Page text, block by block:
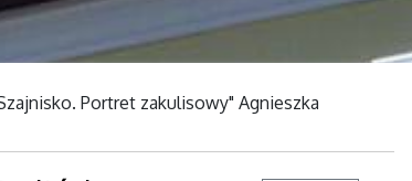
Portret zakulisowy" Agnieszka